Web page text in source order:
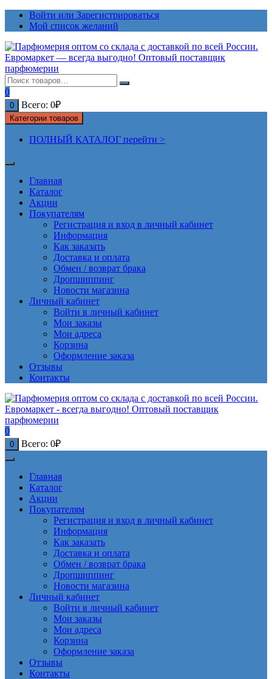
ПерейтиВойти или Зарегистрироваться
Мой список желаний
0
0 Всего: 0₽
Категории товаров
ПОЛНЫЙ КАТАЛОГ перейти >
Главная
Каталог
Акции
Покупателям
Регистрация и вход в личный кабинет
Информация
Как заказать
Доставка и оплата
Обмен / возврат брака
Дропшиппинг
Новости магазина
Личный кабинет
Войти в личный кабинет
Мои заказы
Мои адреса
Корзина
Оформление заказа
Отзывы
Контакты
0
0 Всего: 0₽
Главная
Каталог
Акции
Покупателям
Регистрация и вход в личный кабинет
Информация
Как заказать
Доставка и оплата
Обмен / возврат брака
Дропшиппинг
Новости магазина
Личный кабинет
Войти в личный кабинет
Мои заказы
Мои адреса
Корзина
Оформление заказа
Отзывы
Контакты